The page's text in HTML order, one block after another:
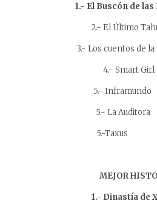
1.- El Buscón de
2.- El Último
3.- Los cuentos de
4.- Smart
5.-
5.- La
5.-Taxus
MEJOR
1.- Dinastía